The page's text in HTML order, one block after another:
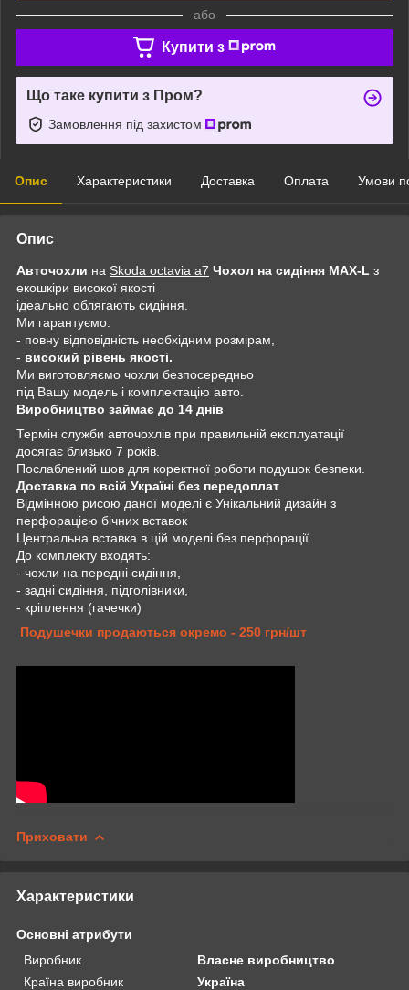
або
Купити з
Що таке купити з Пром?
Замовлення під захистом
Опис Характеристики Доставка Оплата Умови
Опис
Авточохли на Skoda octavia a7 Чохол на сидіння MAX-L з
екошкіри високої якості
ідеально облягають сидіння.
Ми гарантуємо:
- повну відповідність необхідним розмірам,
- високий рівень якості.
Ми виготовляємо чохли безпосередньо
під Вашу модель і комплектацію авто.
Виробництво займає до 14 днів
Термін служби авточохлів при правильній експлуатації
досягає близько 7 років.
Послаблений шов для коректної роботи подушок безпеки.
Доставка по всій Україні без передоплат
Відмінною рисою даної моделі є Унікальний дизайн з
перфорацією бічних вставок
Центральна вставка в цій моделі без перфорації.
До комплекту входять:
- чохли на передні сидіння,
- задні сидіння, підголівники,
- кріплення (гачечки)
Подушечки продаються окремо - 250 грн/шт
Приховати
Характеристики
Основні атрибути
Виробник
Власне виробництво
Країна виробник
Україна